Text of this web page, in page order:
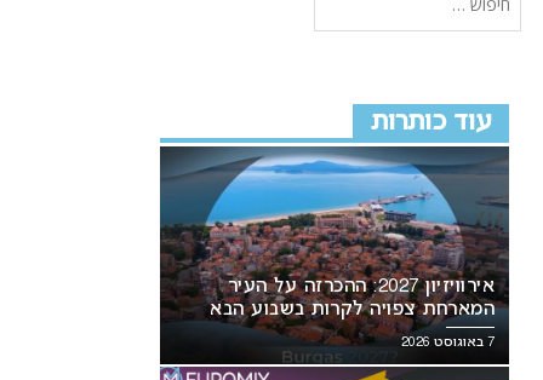
עוד כותרות
אירוויזיון 2027: ההכרזה על העיר
המארחת צפויה לקרות בשבוע הבא
7 באוגוסט 2026